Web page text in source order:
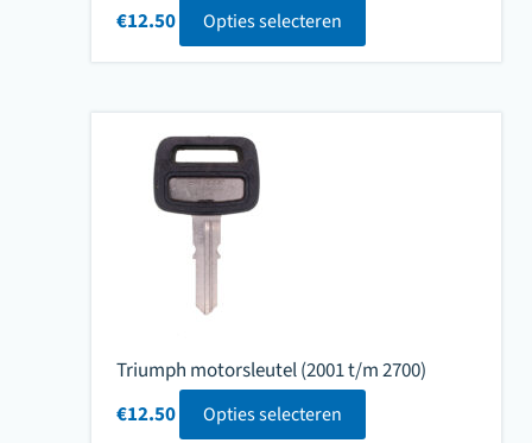
€12.50 Opties selecteren
Triumph motorsleutel (2001 t/m 2700)
€12.50 Opties selecteren